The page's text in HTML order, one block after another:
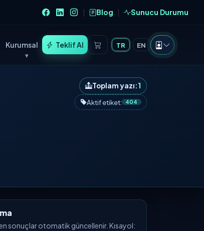
Blog Sunucu Durumu
Kurumsal Teklif Al TR EN
Toplam yazı:1
Aktif etiket:
404
sonuçlar otomatik güncellenir. Kısayol: